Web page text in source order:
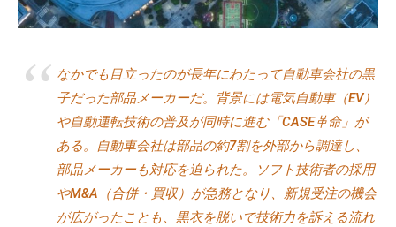
ー
す
なかでも目立ったのが長年にわたって自動車会社の黒
子だった部品メーカーだ。背景には電気自動車（EV）
や自動運転技術の普及が同時に進む「CASE革命」が
ある。自動車会社は部品の約7割を外部から調達し、
部品メーカーも対応を迫られた。ソフト技術者の採用
やM&A（合併・買収）が急務となり、新規受注の機会
が広がったことも、黒衣を脱いで技術力を訴える流れ